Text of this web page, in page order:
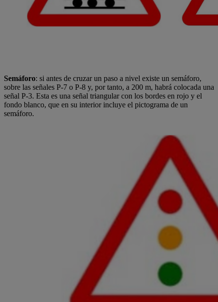
Semáforo: si antes de cruzar un paso a nivel existe un semáforo,
sobre las señales P-7 o P-8 y, por tanto, a 200 m, habrá colocada una
señal P-3. Esta es una señal triangular con los bordes en rojo y el
fondo blanco, que en su interior incluye el pictograma de un
semáforo.